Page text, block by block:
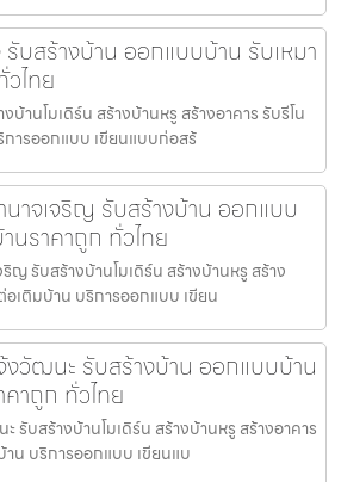
บสร้างบ้าน ออกแบบบ้าน รับเหมา
ไทย
บ้านโมเดิร์น สร้างบ้านหรู สร้างอาคาร รับรีโน
ารออกแบบ เขียนแบบก่อสร้
นาจเจริญ รับสร้างบ้าน ออกแบบ
นราคาถูก ทั่วไทย
ญ รับสร้างบ้านโมเดิร์น สร้างบ้านหรู สร้าง
อเติมบ้าน บริการออกแบบ เขียน
วัฒนะ รับสร้างบ้าน ออกแบบบ้าน
คาถูก ทั่วไทย
บสร้างบ้านโมเดิร์น สร้างบ้านหรู สร้างอาคาร
น บริการออกแบบ เขียนแบ